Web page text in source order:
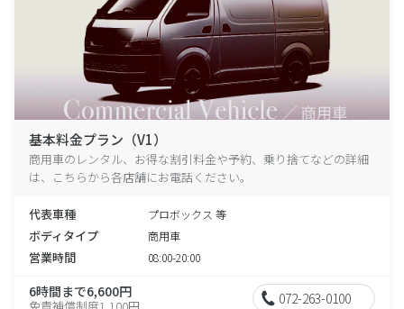
基本料金プラン（V1）
商用車のレンタル、お得な割引料金や予約、乗り捨てなどの詳細
は、こちらから各店舗にお電話ください。
代表車種 プロボックス 等
ボディタイプ 商用車
営業時間 08:00-20:00
6時間まで6,600円
免責補償制度1,100円 072-263-0100